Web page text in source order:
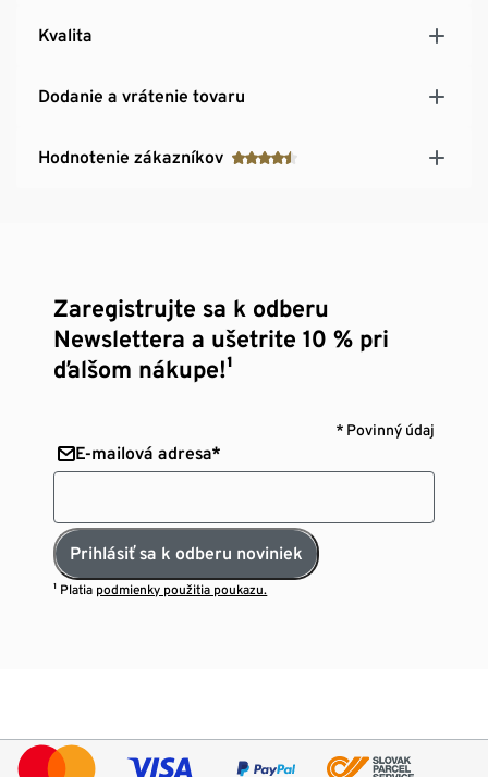
Kvalita
Dodanie a vrátenie tovaru
Hodnotenie zákazníkov
Zaregistrujte sa k odberu
Newslettera a ušetrite 10 % pri
ďalšom nákupe!¹
* Povinný údaj
E-mailová adresa*
Prihlásiť sa k odberu noviniek
¹ Platia podmienky použitia poukazu.